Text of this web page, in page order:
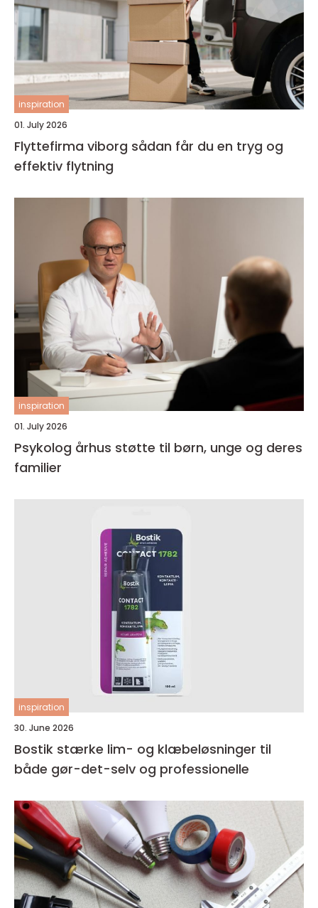
inspiration
01. July 2026
Flyttefirma viborg sådan får du en tryg og
effektiv flytning
inspiration
01. July 2026
Psykolog århus støtte til børn, unge og deres
familier
inspiration
30. June 2026
Bostik stærke lim- og klæbeløsninger til
både gør-det-selv og professionelle